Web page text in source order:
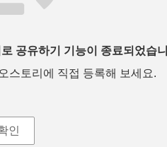
공유하기 기능이 종료되었습
스토리에 직접 등록해 보세요.
인